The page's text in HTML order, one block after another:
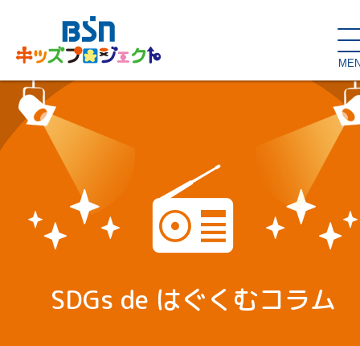
SDGs de
はぐくむコラム
キッズが主役！
親バカグラム 動画コンテンツ キッズイベント
読み聞かせ・出前授業
スタジオ見学
ハロー
子育て応援隊！
お問い合わせ
SDGs de はぐくむコラム